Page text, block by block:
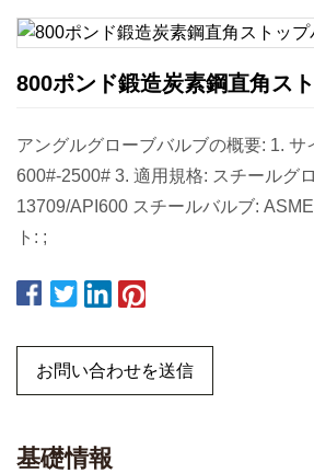
800ポンド鍛造炭素鋼直角ス
アングルグローブバルブの概要: 1. サ
600#-2500# 3. 適用規格: スチールグ
13709/API600 スチールバルブ:
ト: ;
お問い合わせを送信
基礎情報